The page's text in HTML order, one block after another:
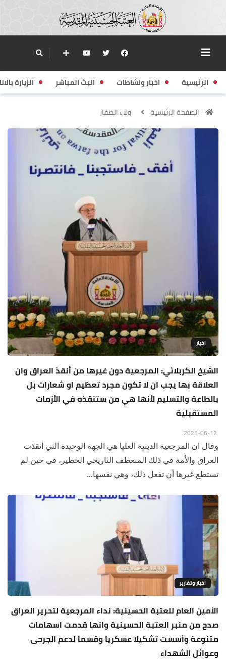
الرئيسية اخبار ونشاطات البث المباشر الزيارة
الصفحة الرئيسية ولاء الصفار
اخبار
الشيخ الكربلائي: المرجعية دون غيرها من أنقذ العراق وان
العلاقة بها يجب ان لا تكون مجرد تعظيم او شعارات بل
بالطاعة والتسليم لأنها هي من ستنقذه في الأزمات
المستقبلية
وقال ان المرجعية الدينية العليا هي الجهة الوحيدة التي أنقذت
العراق والأمة في ذلك المنعطف التاريخي الخطير، في حين لم
تستطع غيرها أن تفعل ذلك، وهي نفسها...
اخبار وتقارير
الأمين العام للعتبة الحسينية: نداء المرجعية لتحرير العراق
صدح من منبر العتبة الحسينية وانها قدمت اسهامات
متنوعة وأسست تشكيلا عسكريا وقسما لدعم الجرحى
وعوائل الشهداء